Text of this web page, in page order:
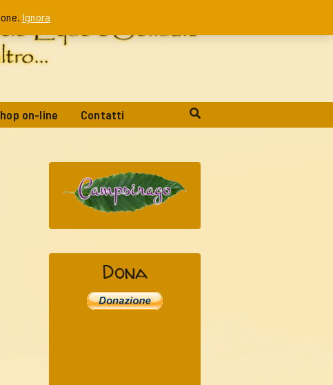
on-line Contatti
Dona
Ignora